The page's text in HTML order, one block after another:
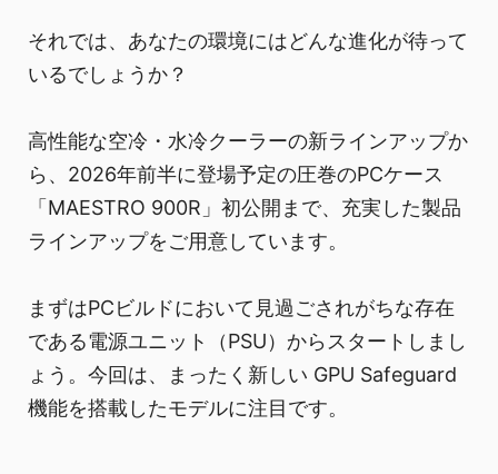
それでは、あなたの環境にはどんな進化が待って
いるでしょうか？
高性能な空冷・水冷クーラーの新ラインアップか
ら、2026年前半に登場予定の圧巻のPCケース
「MAESTRO 900R」初公開まで、充実した製品
ラインアップをご用意しています。
まずはPCビルドにおいて見過ごされがちな存在
である電源ユニット（PSU）からスタートしまし
ょう。今回は、まったく新しい GPU Safeguard
機能を搭載したモデルに注目です。